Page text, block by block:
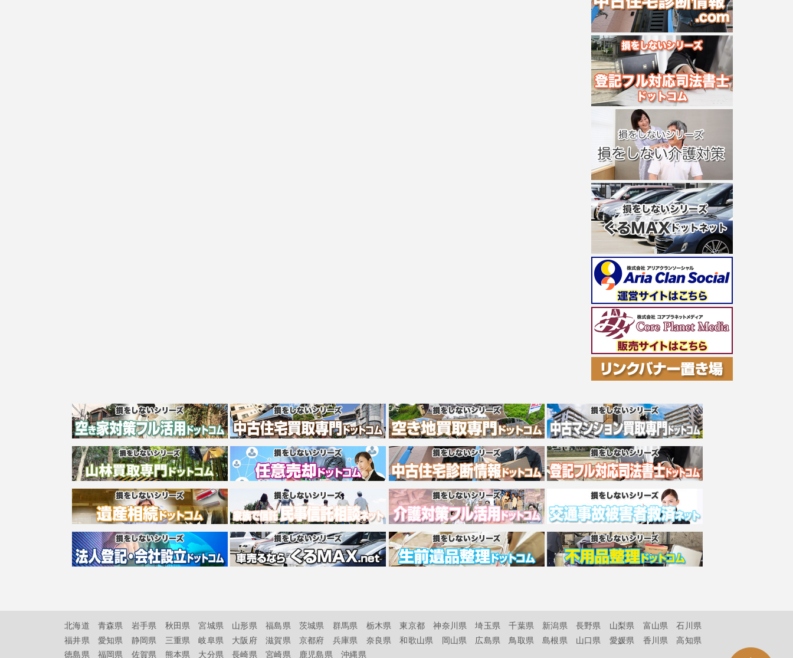
北海道 青森県 岩手県 秋田県 宮城県 山形県 福島県 茨城県 群馬県 栃木県 東京都 神奈川県 埼玉県 千葉県 新潟県 長野県 山梨県 富山県
石川県
福井県
愛知県 静岡県 三重県 岐阜県 大阪府 滋賀県 京都府 兵庫県 奈良県 和歌山県 岡山県 広島県 鳥取県 島根県 山口県 愛媛県 香川県
高知県
徳島県
福岡県 佐賀県 熊本県 大分県 長崎県 宮崎県 鹿児島県 沖縄県